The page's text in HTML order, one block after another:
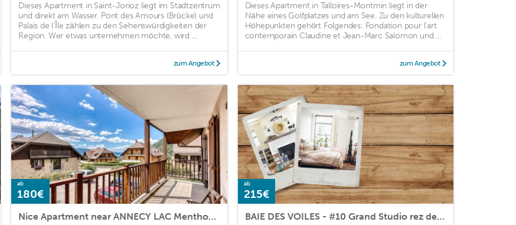
Dieses Apartment in Saint-Jorioz liegt im Stadtzentrum
und direkt am Wasser. Pont des Amours (Brücke) und
Palais de l'Île zählen zu den Sehenswürdigkeiten der
Region. Wer etwas unternehmen möchte, wird ...
zum Angebot
Dieses Apartment in Talloires-Montmin liegt in der
Nähe eines Golfplatzes und am See. Zu den kulturellen
Höhepunkten gehört Folgendes: Fondation pour l'art
contemporain Claudine et Jean-Marc Salomon und ...
zum Angebot
ab
180€
Nice Apartment near ANNECY LAC Menthon Saint Bernard - 6 persons
ab
215€
BAIE DES VOILES - #10 Grand Studio rez de jardin